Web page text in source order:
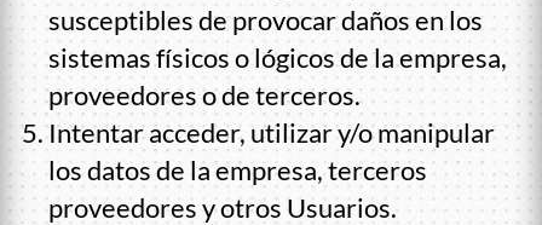
susceptibles de provocar daños en los
sistemas físicos o lógicos de la empresa,
proveedores o de terceros.
Intentar acceder, utilizar y/o manipular
los datos de la empresa, terceros
proveedores y otros Usuarios.